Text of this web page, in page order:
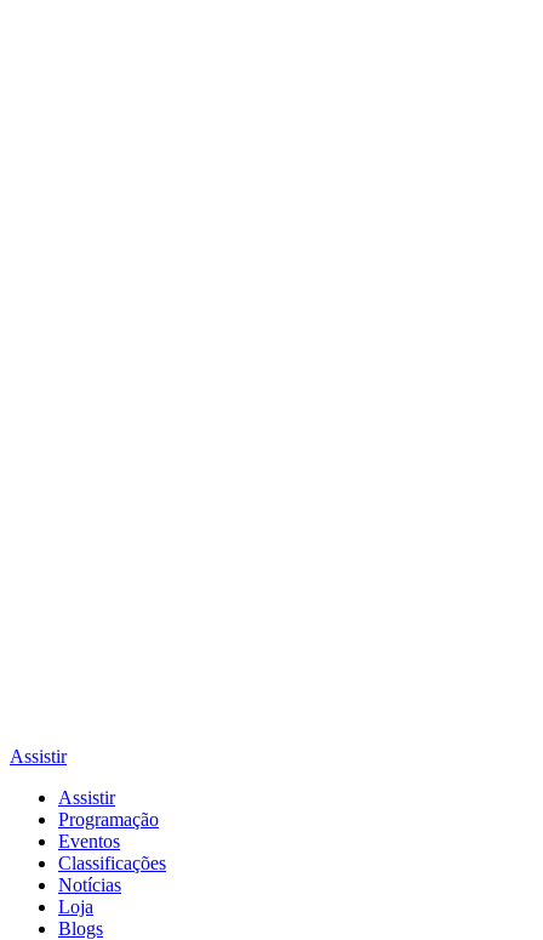
Assistir
Assistir
Programação
Eventos
Classificações
Notícias
Loja
Blogs